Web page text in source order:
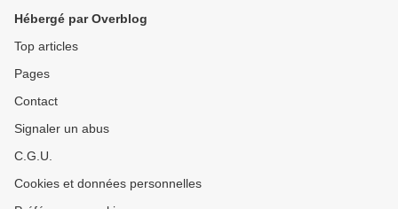
Hébergé par Overblog
Top articles
Pages
Contact
Signaler un abus
C.G.U.
Cookies et données personnelles